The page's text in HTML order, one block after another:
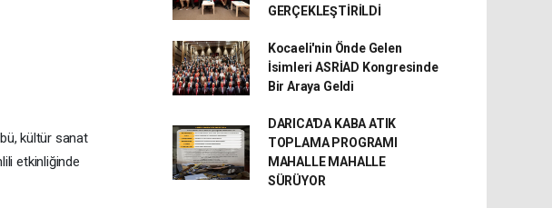
kültür sanat
etkinliğinde
GERÇEKLEŞTİRİLDİ
Kocaeli'nin Önde Gelen
İsimleri ASRİAD Kongresinde
Bir Araya Geldi
DARICA'DA KABA ATIK
TOPLAMA PROGRAMI
MAHALLE MAHALLE
SÜRÜYOR